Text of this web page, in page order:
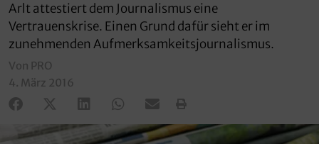
Arlt attestiert dem Journalismus eine
Vertrauenskrise. Einen Grund dafür sieht er im
zunehmenden Aufmerksamkeitsjournalismus.
Von PRO
4. März 2016